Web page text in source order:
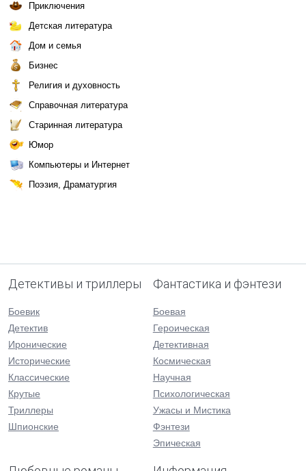
Приключения
Детская литература
Дом и семья
Бизнес
Религия и духовность
Справочная литература
Старинная литература
Юмор
Компьютеры и Интернет
Поэзия, Драматургия
Детективы и триллеры
Боевик
Детектив
Иронические
Исторические
Классические
Крутые
Триллеры
Шпионские
Фантастика и фэнтези
Боевая
Героическая
Детективная
Космическая
Научная
Психологическая
Ужасы и Мистика
Фэнтези
Эпическая